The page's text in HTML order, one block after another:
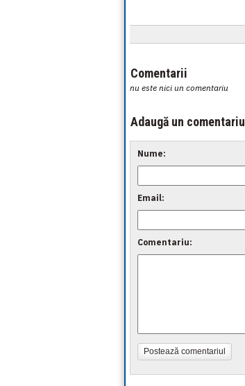
Comentarii
nu este nici un comentariu
Adaugă un comentariu
Nume:
Email:
Comentariu:
Postează comentariul